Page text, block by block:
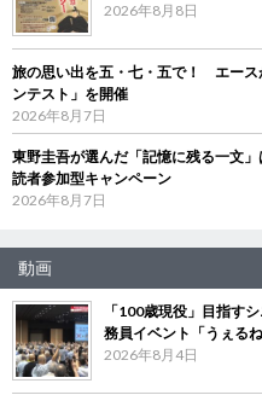
2026年8月8日
旅の思い出を五・七・五で！ エース
ンテスト」を開催
2026年8月7日
東野圭吾が選んだ「記憶に残る一文
読者参加型キャンペーン
2026年8月7日
動画
「100歳現役」目指す
務員イベント「うぇる
2026年8月4日